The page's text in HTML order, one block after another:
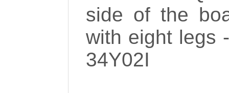
side of the
with eight legs
34Y02I